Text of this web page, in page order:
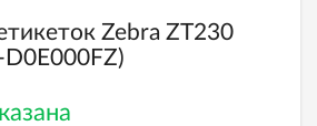
Zebra ZT230